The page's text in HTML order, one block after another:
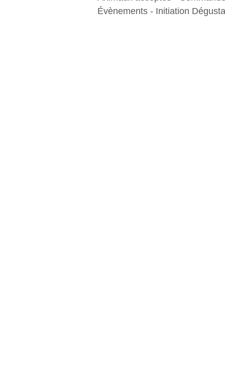
Évènements - Initiation